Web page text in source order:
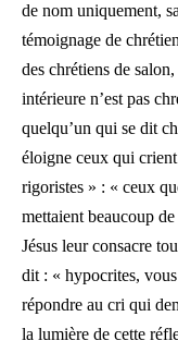
de nom uniquement,
témoignage de
des chrétiens de
intérieure n’est pas
quelqu’un qui se dit
éloigne ceux qui
rigoristes » : « ceux
mettaient beaucoup
Jésus leur consacre
dit : « hypocrites,
répondre au cri qui
la lumière de cette